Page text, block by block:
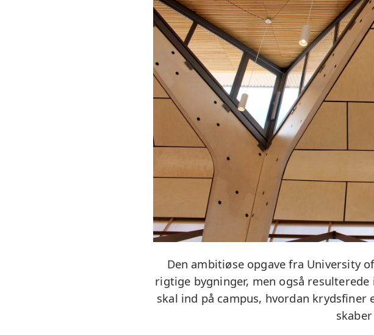
Den ambitiøse opgave fra University
rigtige bygninger, men også
skal ind på campus, hvordan